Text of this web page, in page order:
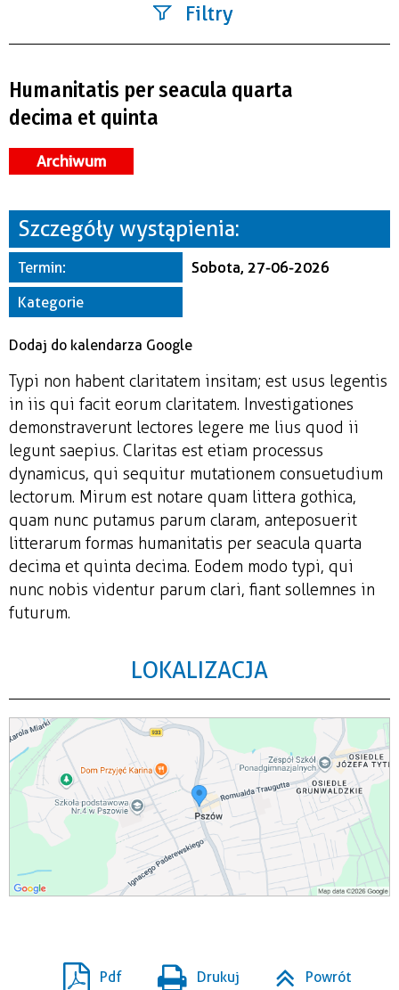
Filtry
Organizator
Humanitatis per seacula quarta
decima et quinta
Archiwum
Szczegóły wystąpienia:
Termin:
Sobota, 27-06-2026
Kategorie
Dodaj do kalendarza Google
Typi non habent claritatem insitam; est usus legentis
in iis qui facit eorum claritatem. Investigationes
demonstraverunt lectores legere me lius quod ii
legunt saepius. Claritas est etiam processus
dynamicus, qui sequitur mutationem consuetudium
lectorum. Mirum est notare quam littera gothica,
quam nunc putamus parum claram, anteposuerit
litterarum formas humanitatis per seacula quarta
decima et quinta decima. Eodem modo typi, qui
nunc nobis videntur parum clari, fiant sollemnes in
futurum.
LOKALIZACJA
Pdf Drukuj Powrót